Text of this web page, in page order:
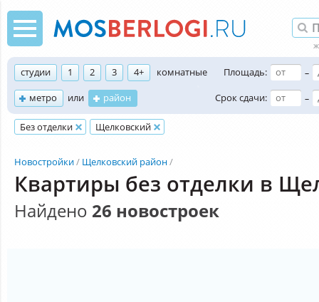
студии 1 2 3 4+
комнатные
метро
или район
Площадь:
–
Срок сдачи:
–
Без отделки Щелковский
Новостройки Щелковский район
Квартиры без отделки в
Найдено 26 новостроек